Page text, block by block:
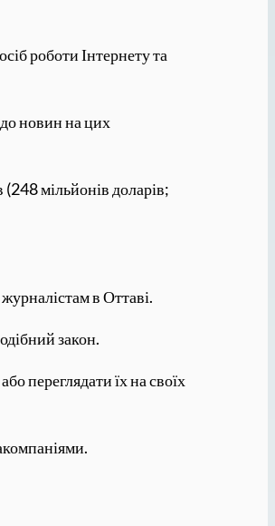
роботи Інтернету та
новин на цих
(248 мільйонів доларів;
в Оттаві.
закон.
переглядати їх на своїх